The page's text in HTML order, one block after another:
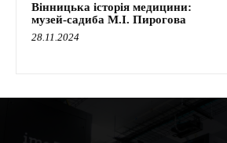
Вінницька історія медицини:
музей-садиба М.І. Пирогова
28.11.2024